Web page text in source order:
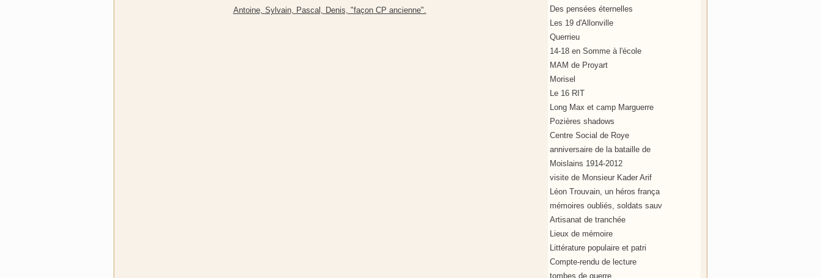
Des pensées éternelles
Les 19 d'Allonville
Querrieu
14-18 en Somme à l'école
MAM de Proyart
Morisel
Le 16 RIT
Long Max et camp Marguerre
Pozières shadows
Centre Social de Roye
anniversaire de la bataille de
Moislains 1914-2012
visite de Monsieur Kader Arif
Léon Trouvain, un héros frança
mémoires oubliés, soldats sauv
Artisanat de tranchée
Lieux de mémoire
Littérature populaire et patri
Compte-rendu de lecture
tombes de guerre
Antoine, Sylvain, Pascal, Denis, "façon CP ancienne".